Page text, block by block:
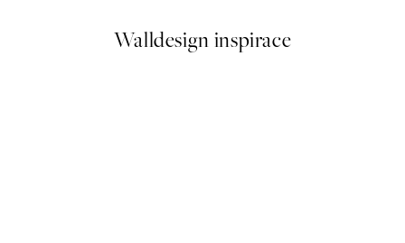
Walldesign inspirace